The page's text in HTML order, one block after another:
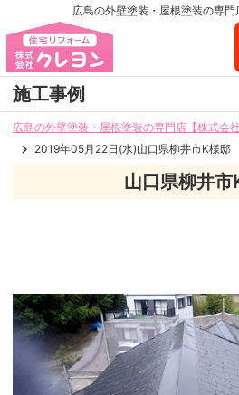
広島の外壁塗装・屋根塗装の専門
施工事例
広島の外壁塗装・屋根塗装の専門店【株式会社
2019年05月22日(水)山口県柳井市K様邸
山口県柳井市